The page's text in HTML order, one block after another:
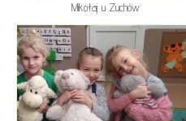
Mikołaj u Zuchów